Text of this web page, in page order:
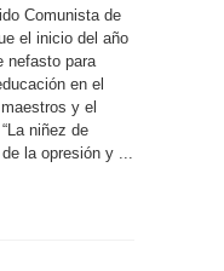
Rico-
Comunistas
critican
recortes
a
la
educación
pública
del
país
Comunista de
el inicio del año
nefasto para
en el
y el
niñez de
la opresión y ...